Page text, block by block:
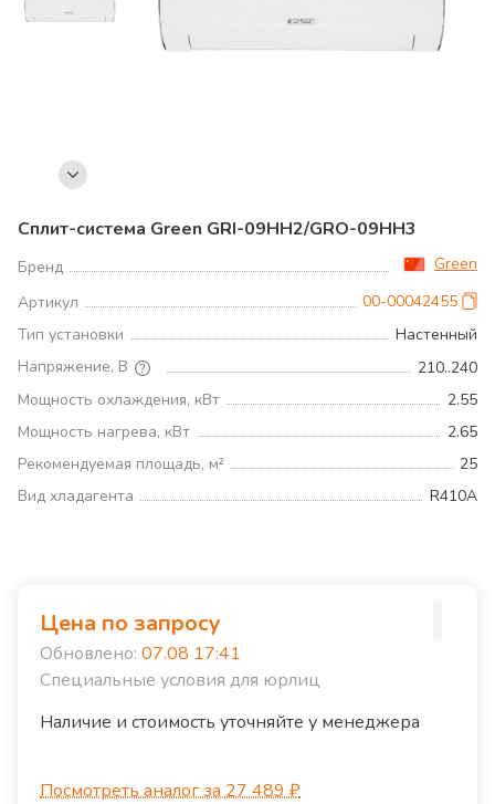
Сплит-система Green GRI-09HH2/GRO-09HH3
Бренд
Green
Артикул
00-00042455
Тип установки
Настенный
Напряжение, В
210..240
Мощность охлаждения, кВт
2.55
Мощность нагрева, кВт
2.65
Рекомендуемая площадь, м²
25
Вид хладагента
R410A
Цена по запросу
Обновлено: 07.08 17:41
Специальные условия для юрлиц
Наличие и стоимость уточняйте у менеджера
Посмотреть аналог за 27 489 ₽